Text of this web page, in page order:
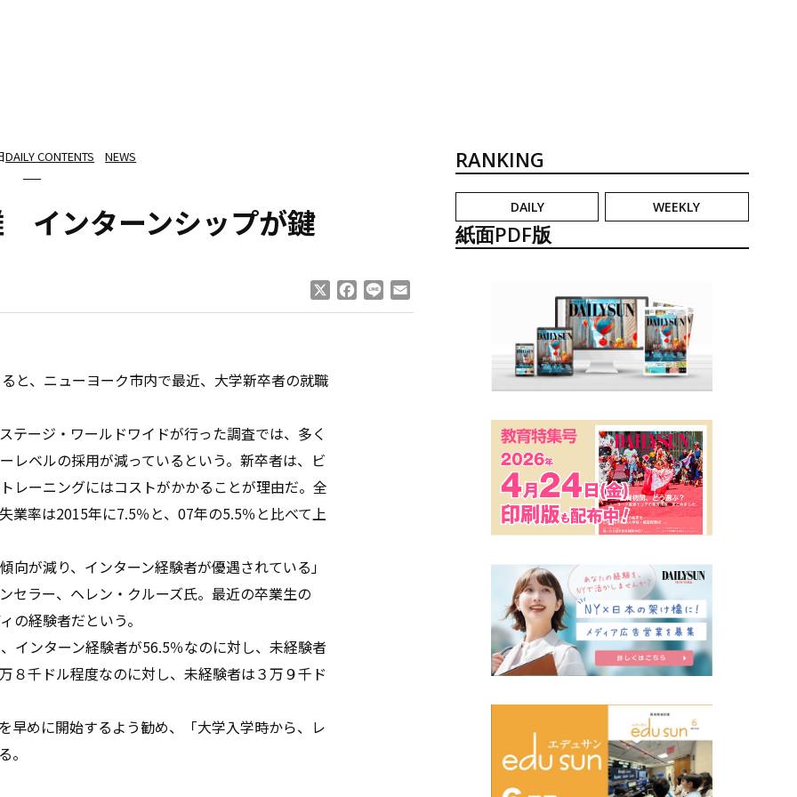
DAILY CONTENTS NEWS
インターンシップが鍵
Facebook
Line
、ニューヨーク市内で最近、大学新卒者の就職
ージ・ワールドワイドが行った調査では、多く
レベルの採用が減っているという。新卒者は、ビ
レーニングにはコストがかかることが理由だ。全
業率は2015年に7.5％と、07年の5.5％と比べて上
が減り、インターン経験者が優遇されている」
セラー、ヘレン・クルーズ氏。最近の卒業生の
の経験者だという。
ンターン経験者が56.5％なのに対し、未経験者
８千ドル程度なのに対し、未経験者は３万９千ド
めに開始するよう勧め、「大学入学時から、レ
。
RANKING
DAILY WEEKLY
紙面PDF版